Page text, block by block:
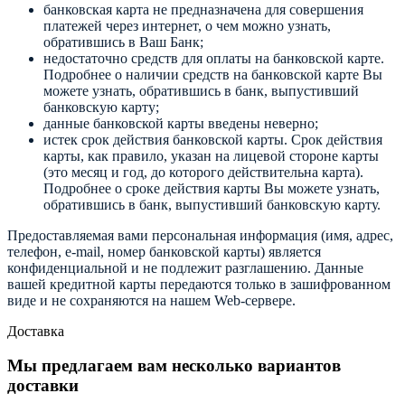
банковская карта не предназначена для совершения
платежей через интернет, о чем можно узнать,
обратившись в Ваш Банк;
недостаточно средств для оплаты на банковской карте.
Подробнее о наличии средств на банковской карте Вы
можете узнать, обратившись в банк, выпустивший
банковскую карту;
данные банковской карты введены неверно;
истек срок действия банковской карты. Срок действия
карты, как правило, указан на лицевой стороне карты
(это месяц и год, до которого действительна карта).
Подробнее о сроке действия карты Вы можете узнать,
обратившись в банк, выпустивший банковскую карту.
Предоставляемая вами персональная информация (имя, адрес,
телефон, e-mail, номер банковской карты) является
конфиденциальной и не подлежит разглашению. Данные
вашей кредитной карты передаются только в зашифрованном
виде и не сохраняются на нашем Web-сервере.
Доставка
Мы предлагаем вам несколько вариантов
доставки